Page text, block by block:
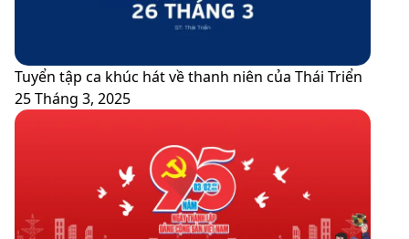
Tuyển tập ca khúc hát về thanh niên của Thái Triển
25 Tháng 3, 2025